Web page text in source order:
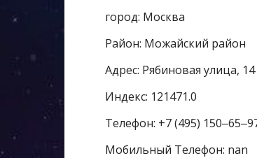
город: Москва
Район: Можайский район
Адрес: Рябиновая улица, 14
Индекс: 121471.0
Телефон: +7 (495)
Мобильный Телефон: nan